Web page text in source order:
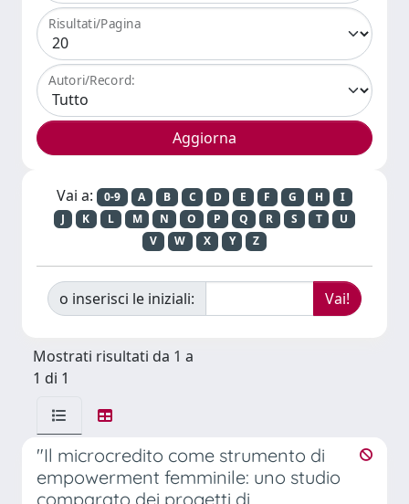
Risultati/Pagina
Autori/Record:
Vai a: 0-9 A B C D E F G H
I
J
K L M N O P Q R S T
U
V
W X Y Z
o inserisci le iniziali:
Mostrati risultati da 1 a
1 di 1
"Il microcredito come strumento di
empowerment femminile: uno studio
comparato dei progetti di